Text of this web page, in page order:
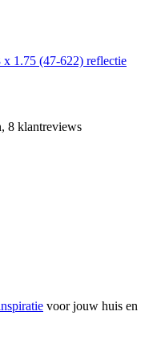
1.75 (47-622) reflectie
8 klantreviews
voor jouw huis en